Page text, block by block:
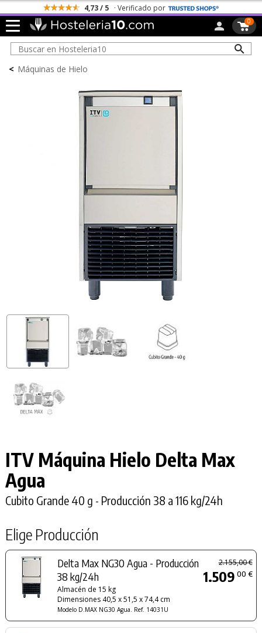
4,73 / 5 · Verificado por
0
< Máquinas de Hielo
ITV Máquina Hielo Delta Max
Agua
Cubito Grande 40 g - Producción 38 a 116 kg/24h
Elige Producción
Delta Max NG30 Agua - Producción
38 kg/24h
Almacén de 15 kg
Dimensiones 40,5 x 51,5 x 74,4 cm
Modelo D.MAX NG30 Agua. Ref. 14031U
2.155,00 €
1.509 00 €